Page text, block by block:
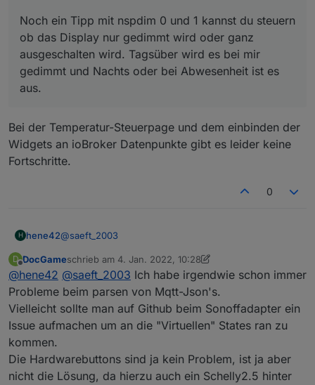
Noch ein Tipp mit nspdim 0 und 1 kannst du steuern
ob das Display nur gedimmt wird oder ganz
ausgeschalten wird. Tagsüber wird es bei mir
gedimmt und Nachts oder bei Abwesenheit ist es
aus.
Bei der Temperatur-Steuerpage und dem einbinden der
Widgets an ioBroker Datenpunkte gibt es leider keine
Fortschritte.
0
H hene42@saeft_2003
im Moment so, die Frage ist ob das so i.o. ist
D
Offline
DocGameschrieb am 4. Jan. 2022, 10:28
zuletzt editiert von DocGame1. Apr. 2022, 12:57
@hene42 @saeft_2003 Ich habe irgendwie schon immer
Probleme beim parsen von Mqtt-Json's.
Vielleicht sollte man auf Github beim Sonoffadapter ein
Issue aufmachen um an die "Virtuellen" States ran zu
kommen.
Die Hardwarebuttons sind ja kein Problem, ist ja aber
nicht die Lösung, da hierzu auch ein Schelly2.5 hinter